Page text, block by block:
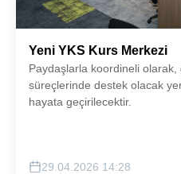
Yeni YKS Kurs Merkezi
Paydaşlarla koordineli olarak,
süreçlerinde destek olacak
hayata geçirilecektir.
29.04.2026 14:28